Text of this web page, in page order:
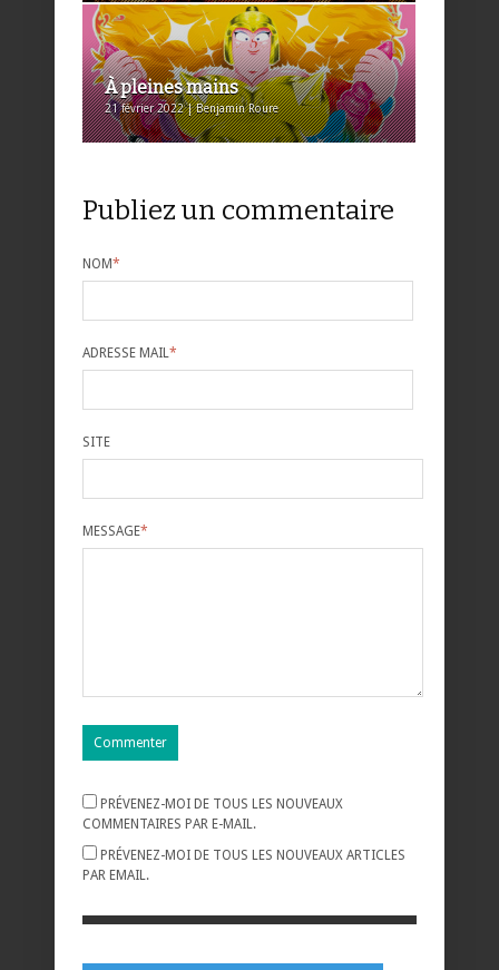
À pleines mains
21 février 2022 | Benjamin Roure
Publiez un commentaire
NOM*
ADRESSE MAIL *
SITE
MESSAGE*
PRÉVENEZ-MOI DE TOUS LES NOUVEAUX
COMMENTAIRES PAR E-MAIL.
PRÉVENEZ-MOI DE TOUS LES NOUVEAUX ARTICLES
PAR EMAIL.